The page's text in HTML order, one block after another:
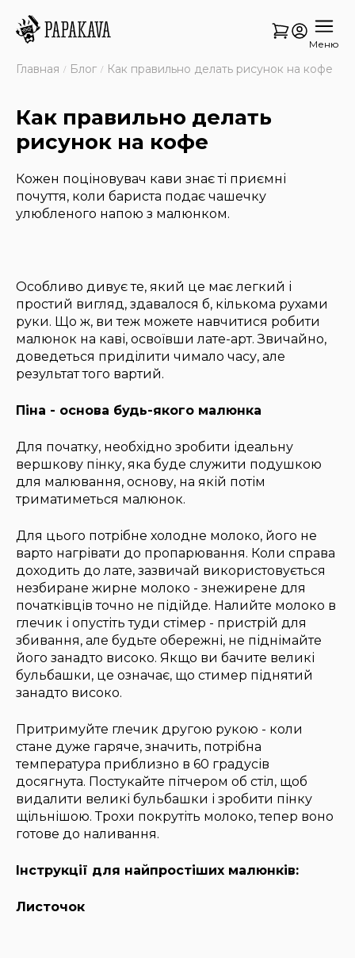
Меню
Главная Блог Как правильно делать рисунок на кофе
Как правильно делать
рисунок на кофе
Кожен поціновувач кави знає ті приємні
почуття, коли бариста подає чашечку
улюбленого напою з малюнком.
Особливо дивує те, який це має легкий і
простий вигляд, здавалося б, кількома рухами
руки. Що ж, ви теж можете навчитися робити
малюнок на каві, освоївши лате-арт. Звичайно,
доведеться приділити чимало часу, але
результат того вартий.
Піна - основа будь-якого малюнка
Для початку, необхідно зробити ідеальну
вершкову пінку, яка буде служити подушкою
для малювання, основу, на якій потім
триматиметься малюнок.
Для цього потрібне холодне молоко, його не
варто нагрівати до пропарювання. Коли справа
доходить до лате, зазвичай використовується
незбиране жирне молоко - знежирене для
початківців точно не підійде. Налийте молоко в
глечик і опустіть туди стімер - пристрій для
збивання, але будьте обережні, не піднімайте
його занадто високо. Якщо ви бачите великі
бульбашки, це означає, що стимер піднятий
занадто високо.
Притримуйте глечик другою рукою - коли
стане дуже гаряче, значить, потрібна
температура приблизно в 60 градусів
досягнута. Постукайте пітчером об стіл, щоб
видалити великі бульбашки і зробити пінку
щільнішою. Трохи покрутіть молоко, тепер воно
готове до наливання.
Інструкції для найпростіших малюнків:
Листочок